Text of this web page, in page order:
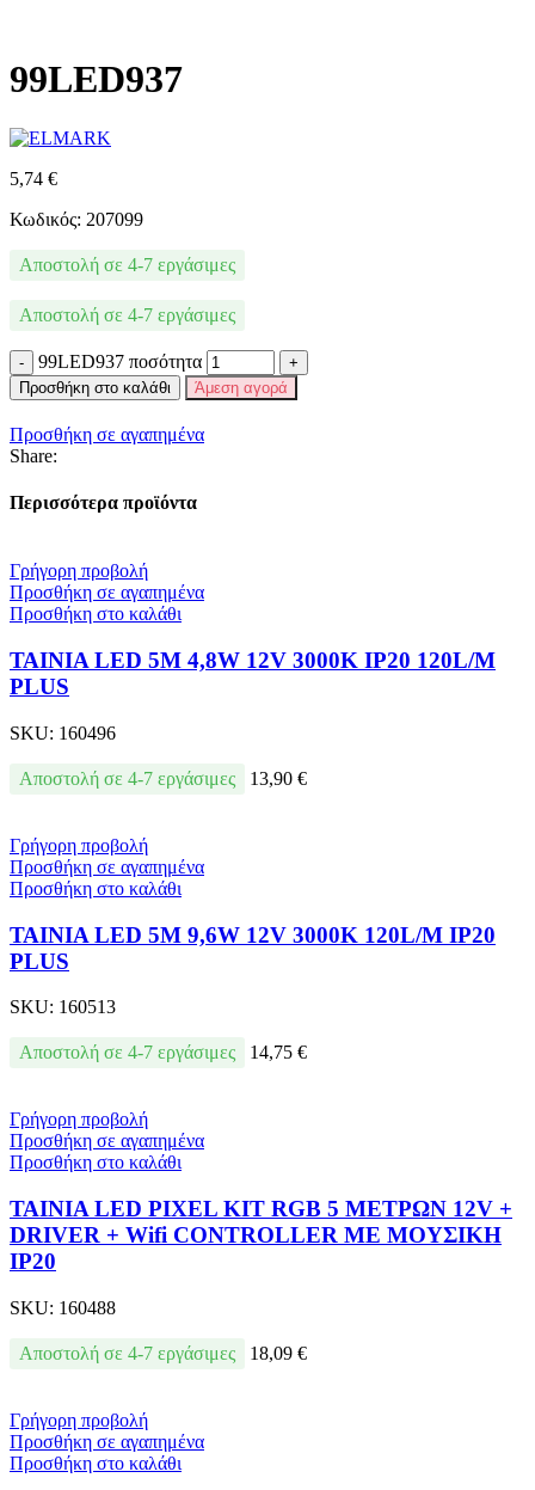
99LED937
5,74 €
Κωδικός: 207099
Αποστολή σε 4-7 εργάσιμες
Αποστολή σε 4-7 εργάσιμες
99LED937 ποσότητα
Προσθήκη στο καλάθι Άμεση αγορά
Προσθήκη σε αγαπημένα
Share:
Περισσότερα προϊόντα
Γρήγορη προβολή
Προσθήκη σε αγαπημένα
Προσθήκη στο καλάθι
ΤΑΙΝΙΑ LED 5Μ 4,8W 12V 3000K IP20 120L/M
PLUS
SKU: 160496
Αποστολή σε 4-7 εργάσιμες 13,90 €
Γρήγορη προβολή
Προσθήκη σε αγαπημένα
Προσθήκη στο καλάθι
ΤΑΙΝΙΑ LED 5M 9,6W 12V 3000K 120L/M IP20
PLUS
SKU: 160513
Αποστολή σε 4-7 εργάσιμες 14,75 €
Γρήγορη προβολή
Προσθήκη σε αγαπημένα
Προσθήκη στο καλάθι
ΤΑΙΝΙΑ LED PIXEL KIT RGB 5 ΜΕΤΡΩΝ 12V +
DRIVER + Wifi CONTROLLER ΜΕ ΜΟΥΣΙΚΗ
IP20
SKU: 160488
Αποστολή σε 4-7 εργάσιμες 18,09 €
Γρήγορη προβολή
Προσθήκη σε αγαπημένα
Προσθήκη στο καλάθι